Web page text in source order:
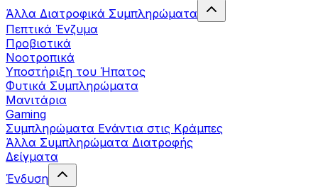
Άλλα Διατροφικά Συμπληρώματα
Πεπτικά Ένζυμα
Προβιοτικά
Νοοτροπικά
Υποστήριξη του Ήπατος
Φυτικά Συμπληρώματα
Μανιτάρια
Gaming
Συμπληρώματα Ενάντια στις Κράμπες
Άλλα Συμπληρώματα Διατροφής
Δείγματα
Ένδυση